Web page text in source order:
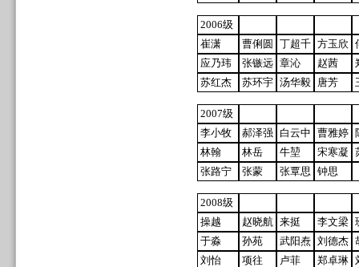
2006级
崔潇
曹俐圆 丁超千 方玉欣
应乃玮
张镞远 章沁 赵茜
苏红杰
苏环宇 汤华毅 唐芳
2007级
李小牧
郝泽强 白云中 曹雅婷
林翰
林岳 牛堃 宋寒凝
张路宁
张蒙 张覃思 钟思
2008级
操越
赵晓航 来挺 李文梁
于淼
孙苑 武阳焘 刘德杰
刘怡
项往 卢菲 郑卓琳